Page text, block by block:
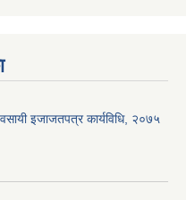
इजाजतपत्र कार्यविधि, २०७५